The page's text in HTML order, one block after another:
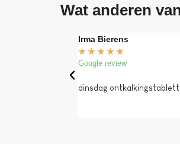
Wat anderen
Irma Bierens
★ ★ ★ ★ ★
Google review
dinsdag